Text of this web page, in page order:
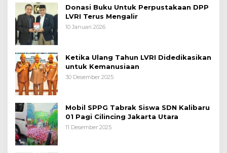
Donasi Buku Untuk Perpustakaan DPP
LVRI Terus Mengalir
10 Januari 2026
Ketika Ulang Tahun LVRI Didedikasikan
untuk Kemanusiaan
30 Desember 2025
Mobil SPPG Tabrak Siswa SDN Kalibaru
01 Pagi Cilincing Jakarta Utara
11 Desember 2025